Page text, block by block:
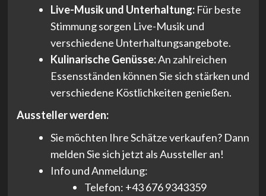
Live-Musik und Unterhaltung:Für beste
Stimmung sorgen Live-Musik und
verschiedene Unterhaltungsangebote.
Kulinarische Genüsse:An zahlreichen
Essensständen können Sie sich stärken und
verschiedene Köstlichkeiten genießen.
Aussteller werden:
Sie möchten Ihre Schätze verkaufen? Dann
melden Sie sich jetzt als Aussteller an!
Info und Anmeldung:
Telefon: +43 676 9343359